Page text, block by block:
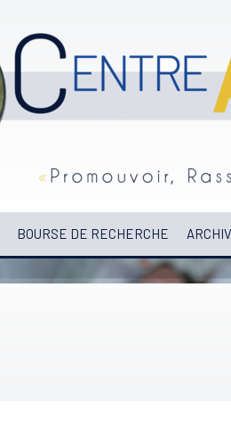
BOURSE DE RECHERCHE